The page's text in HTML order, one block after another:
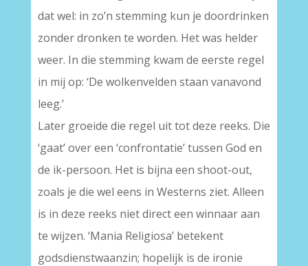
dat wel: in zo’n stemming kun je doordrinken
zonder dronken te worden. Het was helder
weer. In die stemming kwam de eerste regel
in mij op: ‘De wolkenvelden staan vanavond
leeg.’
Later groeide die regel uit tot deze reeks. Die
‘gaat’ over een ‘confrontatie’ tussen God en
de ik-persoon. Het is bijna een shoot-out,
zoals je die wel eens in Westerns ziet. Alleen
is in deze reeks niet direct een winnaar aan
te wijzen. ‘Mania Religiosa’ betekent
godsdienstwaanzin; hopelijk is de ironie